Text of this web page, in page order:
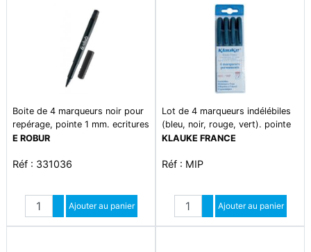
Boite de 4 marqueurs noir pour
repérage, pointe 1 mm. ecritures
sur plastique, métal verre,
E ROBUR
Réf : 331036
Quantité
Augmenter quantité
Diminuer quantité
Ajouter au panier
Lot de 4 marqueurs indélébiles
(bleu, noir, rouge, vert). pointe
de larg. 0,6mm
KLAUKE FRANCE
Réf : MIP
Quantité
Augmenter quantité
Diminuer quantité
Ajouter au panier